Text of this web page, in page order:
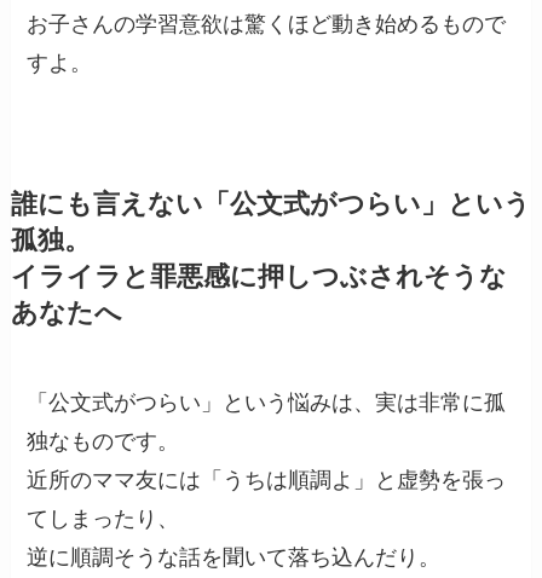
お子さんの学習意欲は驚くほど動き始めるもので
すよ。
誰にも言えない「公文式がつらい」という
孤独。
イライラと罪悪感に押しつぶされそうな
あなたへ
「公文式がつらい」という悩みは、実は非常に孤
独なものです。
近所のママ友には「うちは順調よ」と虚勢を張っ
てしまったり、
逆に順調そうな話を聞いて落ち込んだり。